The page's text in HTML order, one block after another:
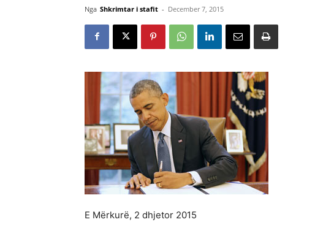
Nga Shkrimtar i stafit - December 7, 2015
E Mërkurë, 2 dhjetor 2015